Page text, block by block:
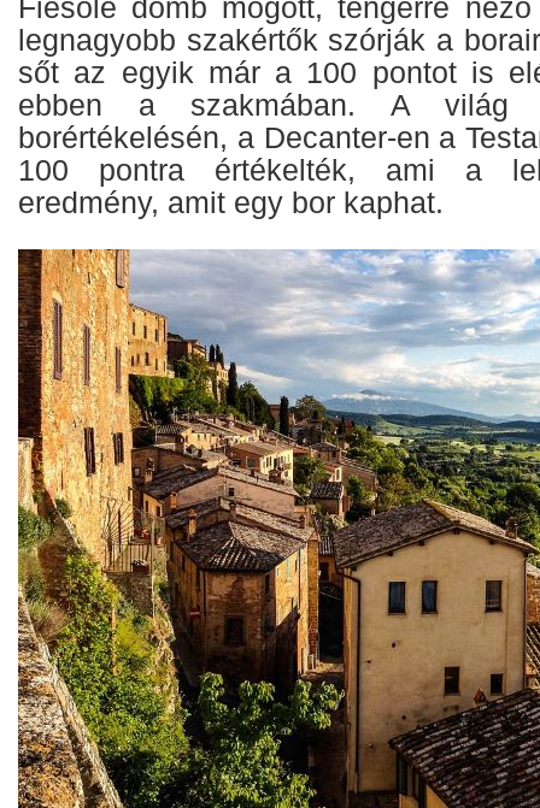
Fiesole domb mögött, tengerre
legnagyobb szakértők szórják a
sőt az egyik már a 100 pontot is
ebben a szakmában. A világ
borértékelésén, a Decanter-en a
100 pontra értékelték, ami a
eredmény, amit egy bor kaphat.